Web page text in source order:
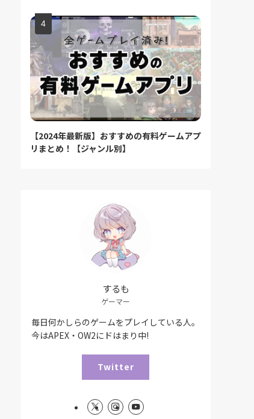
【2024年最新版】おすすめの有料ゲームアプ
リまとめ！【ジャンル別】
するも
ゲーマー
毎日何かしらのゲームをプレイしている人。
今はAPEX・OW2にドはまり中!
Twitter